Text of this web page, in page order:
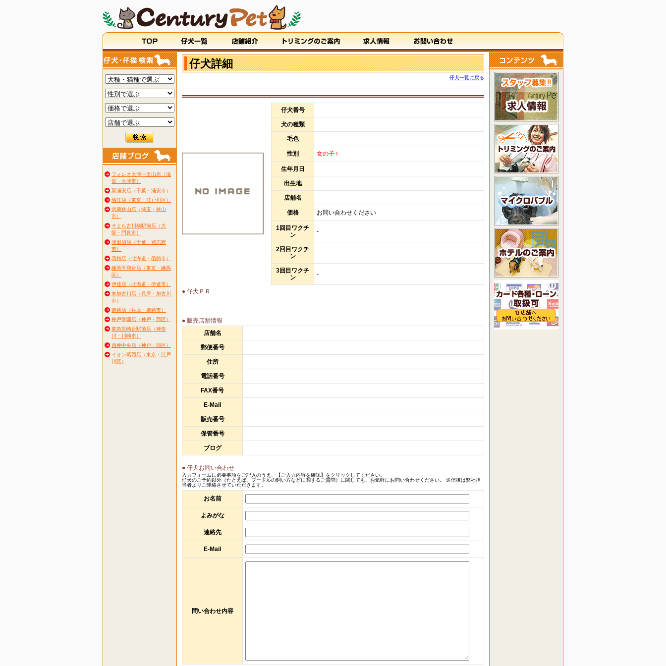
フォレオ大津一里山店（滋
賀・大津市）
新浦安店（千葉・浦安市）
瑞江店（東京・江戸川区）
武蔵狭山店（埼玉・狭山
市）
そよら古川橋駅前店（大
阪・門真市）
津田沼店（千葉・習志野
市）
函館店（北海道・函館市）
練馬平和台店（東京・練馬
区）
伊達店（北海道・伊達市）
東加古川店（兵庫・加古川
市）
姫路店（兵庫・姫路市）
神戸学園店（神戸・西区）
東急宮崎台駅前店（神奈
川・川崎市）
西神中央店（神戸・西区）
イオン葛西店（東京・江戸
川区）
仔犬詳細
仔犬一覧に戻る
仔犬番号
犬の種類
毛色
性別 女の子♀
生年月日
出生地
店舗名
価格 お問い合わせください
1回目ワクチ
ン
-
2回目ワクチ
ン
-
3回目ワクチ
ン
-
● 仔犬ＰＲ
● 販売店舗情報
店舗名
郵便番号
住所
電話番号
FAX番号
E-Mail
販売番号
保管番号
ブログ
● 仔犬お問い合わせ
入力フォームに必要事項をご記入のうえ、【ご入力内容を確認】をクリックしてください。
仔犬のご予約以外（たとえば、プードルの飼い方などに関するご質問）に関しても、お気軽にお問い合わせください。 送信後は弊社担
当者よりご連絡させていただきます。
お名前
よみがな
連絡先
E-Mail
問い合わせ内容